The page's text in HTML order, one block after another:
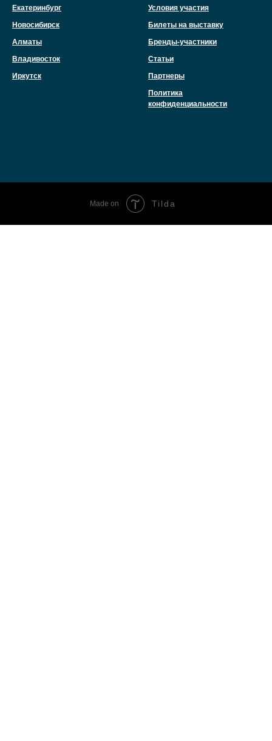
Екатеринбург
Новосибирск
Алматы
Владивосток
Иркутск
Условия участия
Билеты на выставку
Бренды-участники
Статьи
Партнеры
Политика
конфиденциальности
Made on Tilda